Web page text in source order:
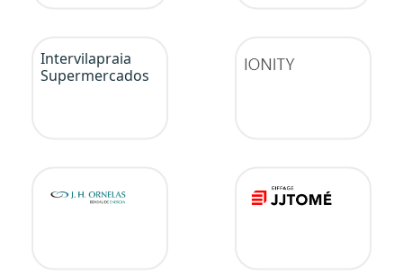
Intervilapraia
Supermercados